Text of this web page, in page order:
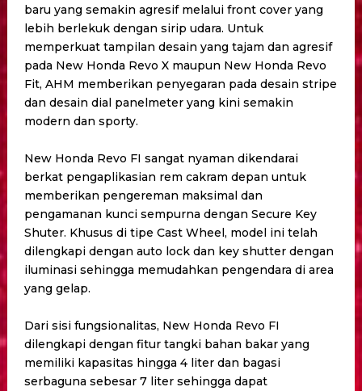
baru yang semakin agresif melalui front cover yang
lebih berlekuk dengan sirip udara. Untuk
memperkuat tampilan desain yang tajam dan agresif
pada New Honda Revo X maupun New Honda Revo
Fit, AHM memberikan penyegaran pada desain stripe
dan desain dial panelmeter yang kini semakin
modern dan sporty.
New Honda Revo FI sangat nyaman dikendarai
berkat pengaplikasian rem cakram depan untuk
memberikan pengereman maksimal dan
pengamanan kunci sempurna dengan Secure Key
Shuter. Khusus di tipe Cast Wheel, model ini telah
dilengkapi dengan auto lock dan key shutter dengan
iluminasi sehingga memudahkan pengendara di area
yang gelap.
Dari sisi fungsionalitas, New Honda Revo FI
dilengkapi dengan fitur tangki bahan bakar yang
memiliki kapasitas hingga 4 liter dan bagasi
serbaguna sebesar 7 liter sehingga dapat